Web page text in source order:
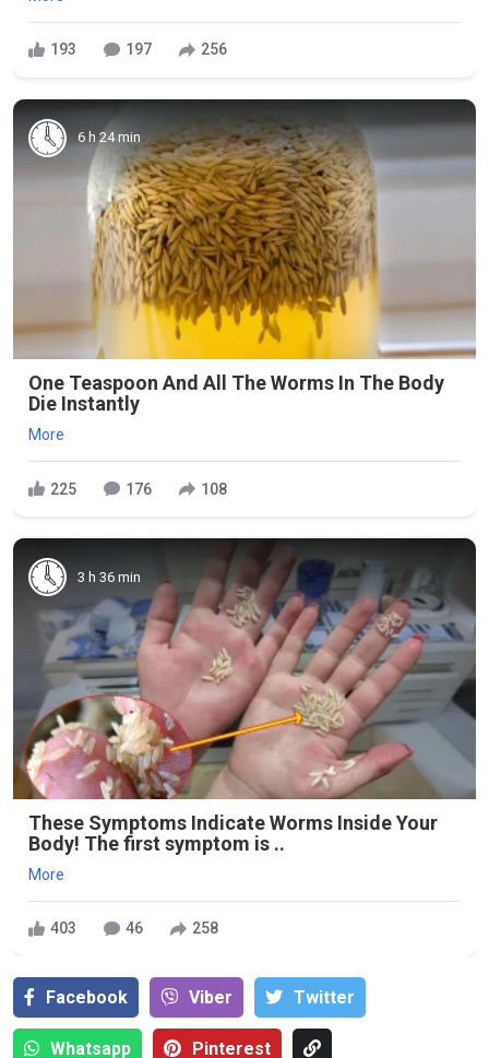
193 197 256
6 h 24 min
One Teaspoon And All The Worms In The Body
Die Instantly
More
225 176 108
3 h 36 min
These Symptoms Indicate Worms Inside Your
Body! The first symptom is ..
More
403 46 258
Facebook Viber Тwitter
Whatsapp Pinterest